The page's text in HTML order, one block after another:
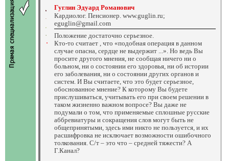
Гуглин Эдуард Романович
Кардиолог. Пенсионер. www.guglin.ru;
eguglin@gmail.com
Положение достаточно серьезное.
Кто-то считает , что «подобная операция в данном
случае опасна, сердце не выдержит ...». Но ведь Вы
просите другого мнения, не сообщая ничего ни о
больном, ни о состоянии его здоровья, ни об истории
его заболевания, ни о состоянии других органов и
систем. И Вы считаете, что это будет серьезное,
обоснованное мнение? К которому Вы будете
прислушиваться, учитывать его при своем решении в
таком жизненно важном вопросе? Вы даже не
подумали о том, что применяемые сплошные русские
аббревиатуры и сокращения слов могут быть не
общепринятыми, здесь ими никто не пользуется, и их
расшифровка не исключает возможности ошибочного
толкования. С/т – это что – средней тяжести? А
Г.Канал?